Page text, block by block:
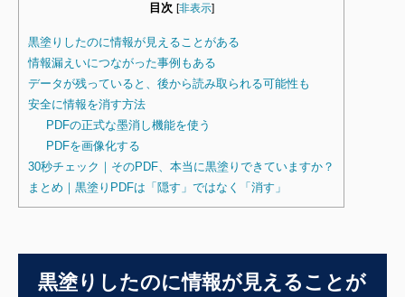
目次 [非表示]
黒塗りしたのに情報が見えることがある
情報漏えいにつながった事例もある
データが残っていると、後から読み取られる可能性も
安全に情報を消す方法
PDFの正式な墨消し機能を使う
PDFを画像化する
30秒チェック｜そのPDF、本当に黒塗りできていますか？
まとめ｜黒塗りPDFは「隠す」ではなく「消す」
黒塗りしたのに情報が見えることが